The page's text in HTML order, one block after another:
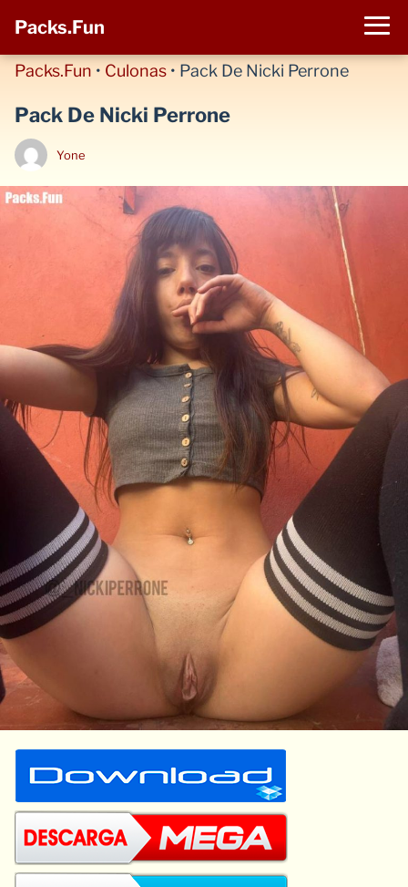
Packs.Fun
Packs.Fun • Culonas • Pack De Nicki Perrone
Pack De Nicki Perrone
Yone